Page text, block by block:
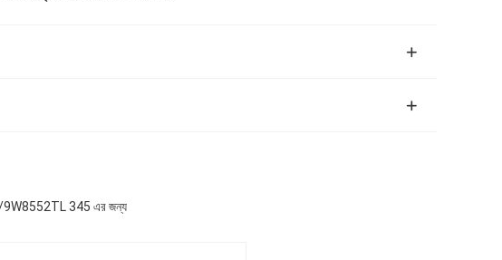
9W8552TL 345 এর জন্য